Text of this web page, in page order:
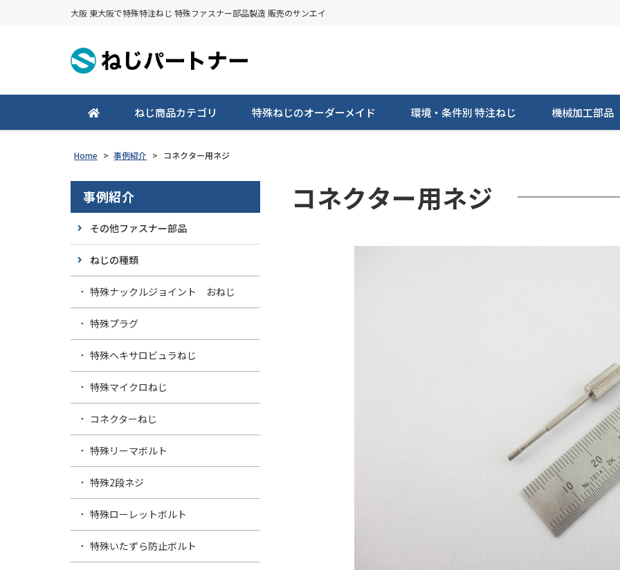
大阪 東大阪で特殊特注ねじ 特殊ファスナー部品製造 販売のサンエイ
ねじ商品カテゴリ 特殊ねじのオーダーメイド 環境・条件別 特注ねじ 機械加工部品
Home > 事例紹介 > コネクター用ネジ
コネクター用ネジ
事例紹介
その他ファスナー部品
ねじの種類
特殊ナックルジョイント おねじ
特殊プラグ
特殊ヘキサロビュラねじ
特殊マイクロねじ
コネクターねじ
特殊リーマボルト
特殊2段ネジ
特殊ローレットボルト
特殊いたずら防止ボルト